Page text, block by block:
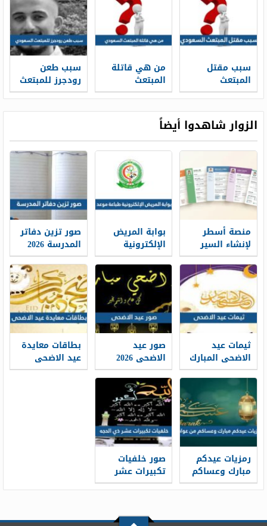
سبب مقتل
المبتعث
السعودي ومن
من هي قاتلة
المبتعث
السعودي
سبب طعن
رودجرز للمبتعث
السعودي
الزوار شاهدوا أيضاً
منصة أسطر
لإنشاء السير
الذاتية: حين
تتحول الخبرات
إلى حكاية
مهنية واضحة
بوابة المريض
الإلكترونية
طباعة موعد
والتسجيل فيه
1448
صور تزين دفاتر
المدرسة 2026
ثيمات عيد
الاضحى المبارك
1448 / 2026
صور عيد
الاضحى 2026
خلفيات تهنئة
عيد الاضحى
جديدة 1448
بطاقات معايدة
عيد الاضحى
المبارك 2026 ،
رمزيات عيدكم
مبارك وعساكم
من عواده 1448 /
صور خلفيات
تكبيرات عشر
ذي الحجة